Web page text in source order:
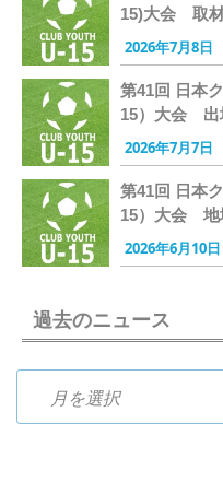
15)大会 取
2026年7月8日
第41回 日本
15）大会 出
2026年7月7日
第41回 日本
15）大会 地
2026年6月10日
過去のニュース